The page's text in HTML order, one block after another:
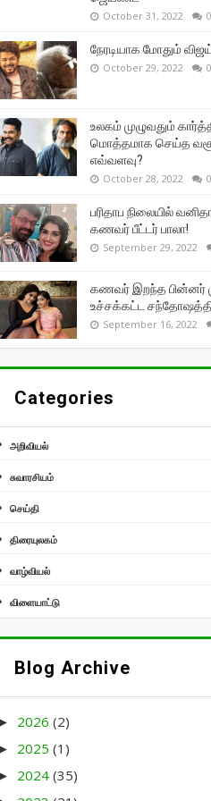
October 31, 2022 0
நேரடியாக மோதும்
October 29, 2022 0
உலகம் முழுவதும்
மொத்தமாக செய்த
எவ்வளவு?
October 28, 2022 0
பரிதாப நிலையில்
கணவர் பீட்டர் பாலா!
September 29, 2022
கணவர் இறந்த பின்னர்
உச்சக்கட்ட
September 16, 2022
Categories
அறிவியல்
சுவாரசியம்
செய்தி
திரையுலகம்
வாழ்வியல்
விளையாட்டு
Blog Archive
► 2026(2)
► 2025(1)
► 2024(35)